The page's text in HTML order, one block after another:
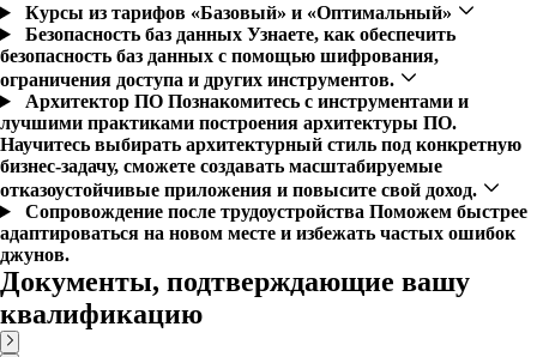
Курсы из тарифов «Базовый» и «Оптимальный»
Безопасность баз данных Узнаете, как обеспечить
безопасность баз данных с помощью шифрования,
ограничения доступа и других инструментов.
Архитектор ПО Познакомитесь с инструментами и
лучшими практиками построения архитектуры ПО.
Научитесь выбирать архитектурный стиль под конкретную
бизнес-задачу, сможете создавать масштабируемые
отказоустойчивые приложения и повысите свой доход.
Сопровождение после трудоустройства Поможем быстрее
адаптироваться на новом месте и избежать частых ошибок
джунов.
Документы, подтверждающие вашу
квалификацию